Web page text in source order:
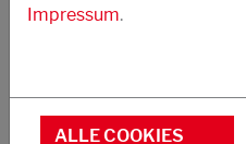
Geringere Viskosität für
Impressum.
ALLE COOKIES